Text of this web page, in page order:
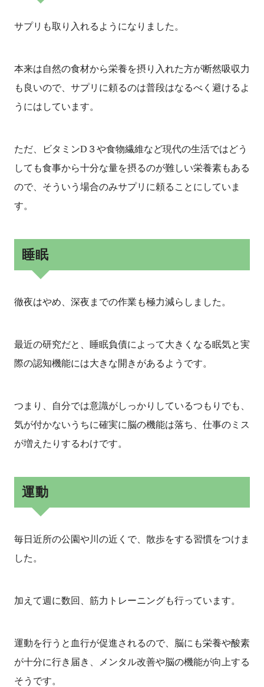
サプリも取り入れるようになりました。
本来は自然の食材から栄養を摂り入れた方が断然吸収力
も良いので、サプリに頼るのは普段はなるべく避けるよ
うにはしています。
ただ、ビタミンD３や食物繊維など現代の生活ではどう
しても食事から十分な量を摂るのが難しい栄養素もある
ので、そういう場合のみサプリに頼ることにしていま
す。
睡眠
徹夜はやめ、深夜までの作業も極力減らしました。
最近の研究だと、睡眠負債によって大きくなる眠気と実
際の認知機能には大きな開きがあるようです。
つまり、自分では意識がしっかりしているつもりでも、
気が付かないうちに確実に脳の機能は落ち、仕事のミス
が増えたりするわけです。
運動
毎日近所の公園や川の近くで、散歩をする習慣をつけま
した。
加えて週に数回、筋力トレーニングも行っています。
運動を行うと血行が促進されるので、脳にも栄養や酸素
が十分に行き届き、メンタル改善や脳の機能が向上する
そうです。